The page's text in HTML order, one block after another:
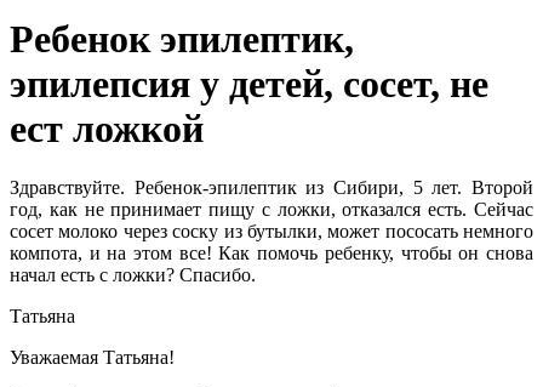
Ребенок эпилептик,
эпилепсия у детей, сосет, не
ест ложкой
Здравствуйте. Ребенок-эпилептик из Сибири, 5 лет. Второй
год, как не принимает пищу с ложки, отказался есть. Сейчас
сосет молоко через соску из бутылки, может пососать немного
компота, и на этом все! Как помочь ребенку, чтобы он снова
начал есть с ложки? Спасибо.
Татьяна
Уважаемая Татьяна!